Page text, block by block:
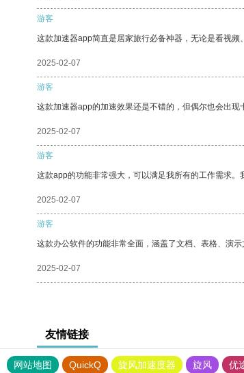
游客
这款加速器app简直是居家旅行必备神器，无论是看视频
2025-02-07
游客
这款加速器app的加速效果还是不错的，但偶尔也会出现
2025-02-07
游客
这款app的功能非常强大，可以满足我所有的工作需求。
2025-02-07
游客
这款办公软件的功能非常全面，涵盖了文档、表格、演
2025-02-07
友情链接
网站地图 QuickQ 旋风加速度器 旋风 优